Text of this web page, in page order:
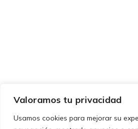
Valoramos tu privacidad
Usamos cookies para mejorar su